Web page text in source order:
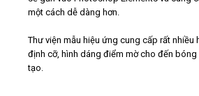
một cách dễ dàng hơn.
Thư viện mẫu hiệu ứng cung cấp rất nhiều
định cỡ, hình dáng điểm mờ cho đến
tạo.